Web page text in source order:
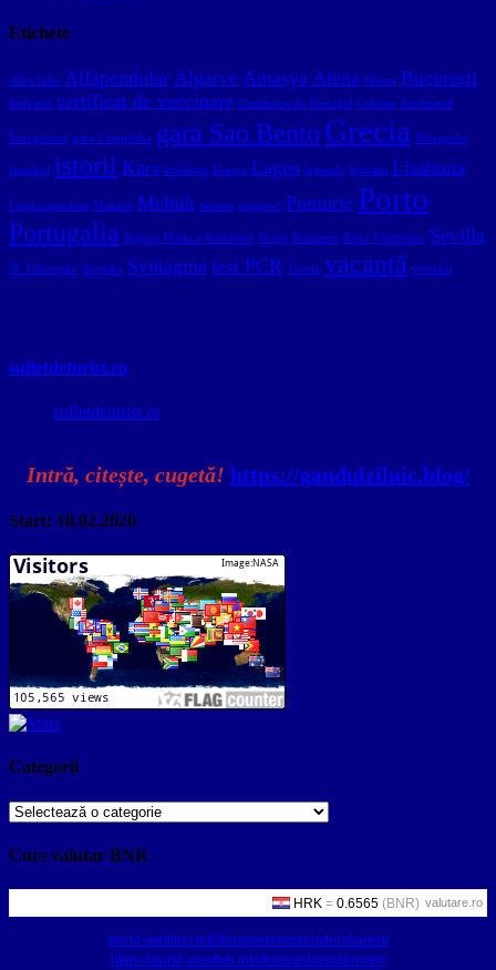
Etichete
Alba Iulia Alfapendular Algarve Amasya Atena Belem București
Bulgaria certificat de vaccinare Comboios de Portugal Crăciun Ferdinand
Întregitorul gara Campanha gara Sao Bento Grecia Hierapolis
Istanbul istorii Kars kavârma Konya Lagos legende lipscani Lisabona
Lupa capitolina Makaza Melnik muzeu pașaport Pomorie Porto
Portugalia Regina Maria a României Rojen Romaero Roza Vânturilor Sevilla
Sf. Gheorghe shopska Syntagma test PCR Turcia vacanță veterani
sufletdeturist.ro
sufletdeturist.ro
Intră, citește, cugetă! https://gandulzilnic.blog/
Start: 18.02.2020
Categorii
Categorii
Curs valutar BNR
valutare.ro
world-weather.info/forecast/romania/bucharest/
https://world-weather.info/forecast/usa/denver/